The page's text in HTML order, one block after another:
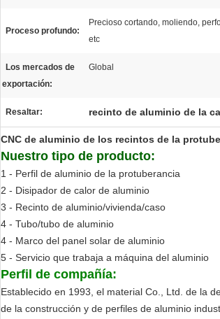
Proceso profundo:
Precioso cortando, moliendo,
etc
Los mercados de
exportación:
Global
Resaltar: recinto de aluminio de la
CNC de aluminio de los recintos de la
Nuestro tipo de producto:
1 - Perfil de aluminio de la protuberancia
2 - Disipador de calor de aluminio
3 - Recinto de aluminio/vivienda/caso
4 - Tubo/tubo de aluminio
4 - Marco del panel solar de aluminio
5 - Servicio que trabaja a máquina del aluminio
Perfil de compañía:
Establecido en 1993, el material Co., Ltd. de la
de la construcción y de perfiles de aluminio